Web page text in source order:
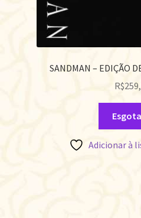
SANDMAN – EDIÇÃO
R$
Adicionar à